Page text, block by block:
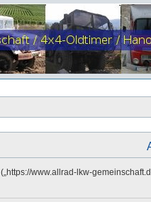
www.allrad-lkw-